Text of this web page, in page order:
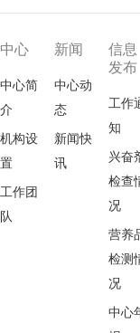
中心
中心简
介
机构设
置
工作团
队
新闻
中心动
态
新闻快
讯
信息
发布
工作
知
兴奋
检查
况
营养
检测
况
中心